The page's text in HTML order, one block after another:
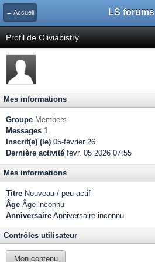
← Accueil LS forums
Profil de Oliviabistry
Mes informations
Groupe Members
Messages 1
Inscrit(e) (le) 05-février 26
Dernière activité févr. 05 2026 07:55
Mes informations
Titre Nouveau / peu actif
Âge Âge inconnu
Anniversaire Anniversaire inconnu
Contrôles utilisateur
Mon contenu